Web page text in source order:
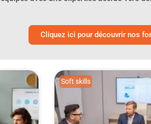
Cliquez ici pour découvrir nos
Soft skills